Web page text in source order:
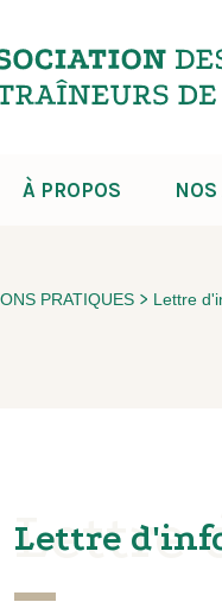
À PROPOS
PRATIQUES > Lettre
Lettre
Lettre